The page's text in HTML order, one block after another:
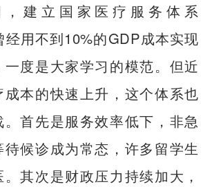
建立国家医疗服务体系
经用不到10%的GDP成本实现
度是大家学习的模范。但近
本的快速上升，这个体系也
首先是服务效率低下，非急
候诊成为常态，许多留学生
其次是财政压力持续加大，